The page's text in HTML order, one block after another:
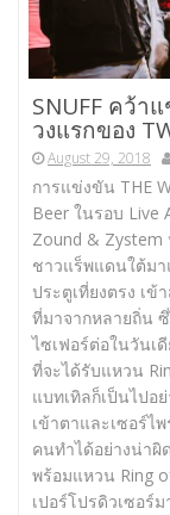
SNUFF คว้า
วงแรกของ
August 29, 2018
การแข่งขัน THE
Beer ในรอบ
Zound &
ชาวแร็พแดนใต้ม
ประตูเที่ยงตรง เข้
ที่มาจากหลายถิ่น
ไซเฟอร์ต่อในวันเ
ที่จะได้รับแหวน
แบทเทิลก็เป็นไปอ
เข้าตาและเซอร์ไ
คนทำได้อย่างน่าผิ
พร้อมแหวน Ring
เปอร์โปรดิวเซอร์